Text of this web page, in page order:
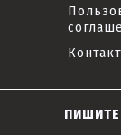
ПИШИТЕ